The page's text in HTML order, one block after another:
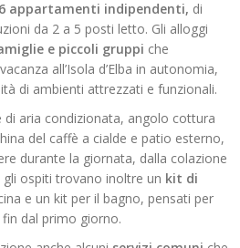
6 appartamenti indipendenti, di
da 2 a 5 posti letto. Gli alloggi
e piccoli gruppi che
all’Isola d’Elba in autonomia,
di ambienti attrezzati e funzionali.
aria condizionata, angolo cottura
del caffè a cialde e patio esterno,
durante la giornata, dalla colazione
gli ospiti trovano inoltre un kit di
e un kit per il bagno, pensati per
dal primo giorno.